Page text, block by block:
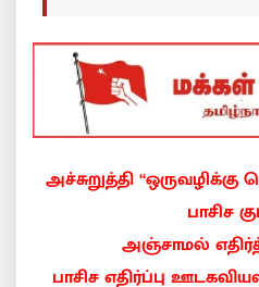
அச்சுறுத்தி “ஒருவழிக்கு
பாசிச
அஞ்சாமல்
பாசிச எதிர்ப்பு